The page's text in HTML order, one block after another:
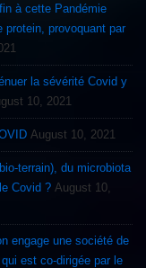
à cette Pandémie
provoquant par
la sévérité Covid y
10, 2021
August 10, 2021
terrain), du microbiota
Covid ? August 10,
engage une société de
est co-dirigée par le